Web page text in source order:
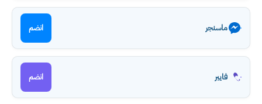
ماسنجر انضم
فايبر انضم